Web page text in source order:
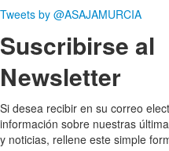
Tweets by @ASAJAMURCIA
Suscribirse al
Newsletter
Si desea recibir en su correo
información sobre nuestras
y noticias, rellene este simple